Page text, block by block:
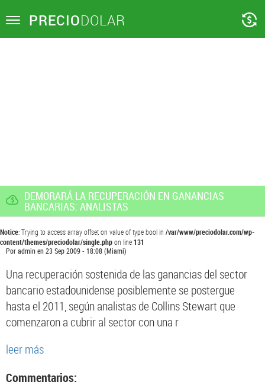
Toggle PRECIODOLAR
DEMORARÁ LA RECUPERACIÓN EN GANANCIAS
BANCARIAS: ANALISTAS
Notice: Trying to access array offset on value of type bool in /var/www/preciodolar.com/wp-
content/themes/preciodolar/single.phpon line131
Poradminen23 Sep 2009 - 18:08(Miami)
Una recuperación sostenida de las ganancias del sector
bancario estadounidense posiblemente se postergue
hasta el 2011, según analistas de Collins Stewart que
comenzaron a cubrir al sector con una r
leer más
Commentarios: